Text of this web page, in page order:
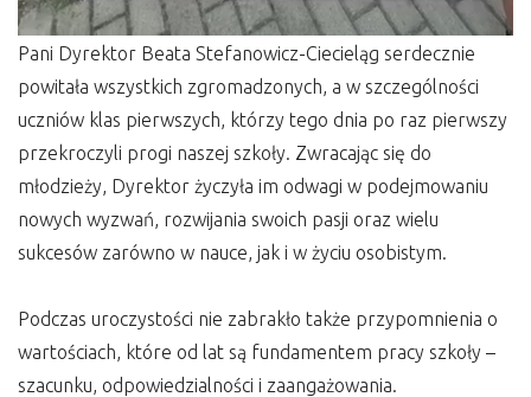
Pani Dyrektor Beata Stefanowicz-Ciecieląg serdecznie
powitała wszystkich zgromadzonych, a w szczególności
uczniów klas pierwszych, którzy tego dnia po raz pierwszy
przekroczyli progi naszej szkoły. Zwracając się do
młodzieży, Dyrektor życzyła im odwagi w podejmowaniu
nowych wyzwań, rozwijania swoich pasji oraz wielu
sukcesów zarówno w nauce, jak i w życiu osobistym.
Podczas uroczystości nie zabrakło także przypomnienia o
wartościach, które od lat są fundamentem pracy szkoły –
szacunku, odpowiedzialności i zaangażowania.